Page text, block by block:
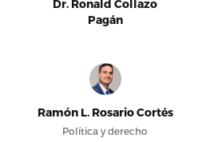
Dr. Ronald Collazo
Pagán
Ramón L. Rosario Cortés
Política y derecho